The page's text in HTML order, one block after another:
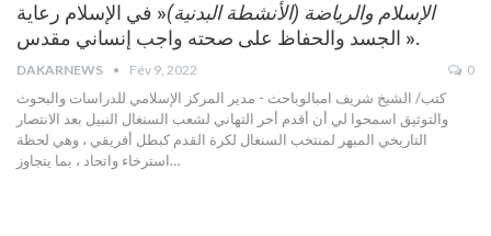
الإسلام والرياضة (الأنشطة البدنية)« في الإسلام رعاية
الجسد والحفاظ على صحته واجب إنساني مقدس ».
DAKARNEWS Fév 9, 2022 0
كتب/ الشيخ شريف امبالوباحث - مدير المركز الإسلامي للدراسات والبحوث
والتوثيق اسمحوا لي أن أقدم أحر التهاني لشعب السنغال النبيل بعد الانتصار
التاريخي المبهر لمنتخب السنغال لكرة القدم كبطل أفريقي ، وهي لحظة
استرخاء واتحاد ، بما يتجاوز…